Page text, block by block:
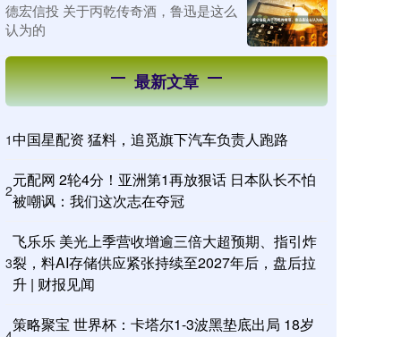
德宏信投 关于丙乾传奇酒，鲁迅是这么
认为的
最新文章
1中国星配资 猛料，追觅旗下汽车负责人跑路
2
元配网 2轮4分！亚洲第1再放狠话 日本队长不怕
被嘲讽：我们这次志在夺冠
3
飞乐乐 美光上季营收增逾三倍大超预期、指引炸
裂，料AI存储供应紧张持续至2027年后，盘后拉
升 | 财报见闻
策略聚宝 世界杯：卡塔尔1-3波黑垫底出局 18岁